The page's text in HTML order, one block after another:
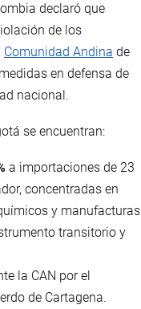
declaró que
de los
Comunidad Andina de
en defensa de
nacional.
se encuentran:
a importaciones de 23
concentradas en
y manufacturas
transitorio y
la CAN por el
de Cartagena.